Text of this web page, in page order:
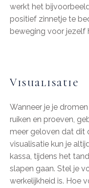
werkt het
positief zinnetje te
beweging voor jezelf
Visualisatie
Wanneer je je
ruiken en proeven,
meer geloven dat dit
visualisatie kun je
kassa, tijdens het
slapen gaan. Stel je
werkelijkheid is. Hoe